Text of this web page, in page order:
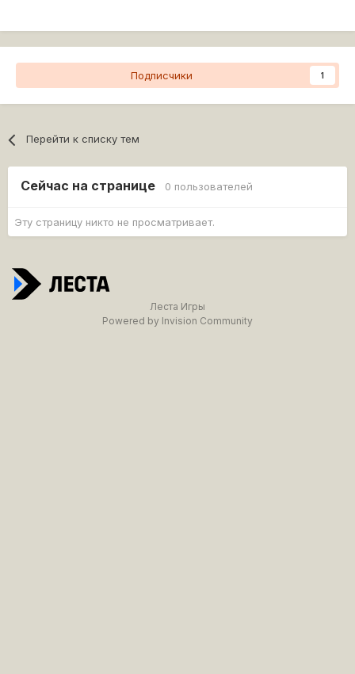
Подписчики 1
Перейти к списку тем
Сейчас на странице 0 пользователей
Эту страницу никто не просматривает.
Леста Игры
Powered by Invision Community